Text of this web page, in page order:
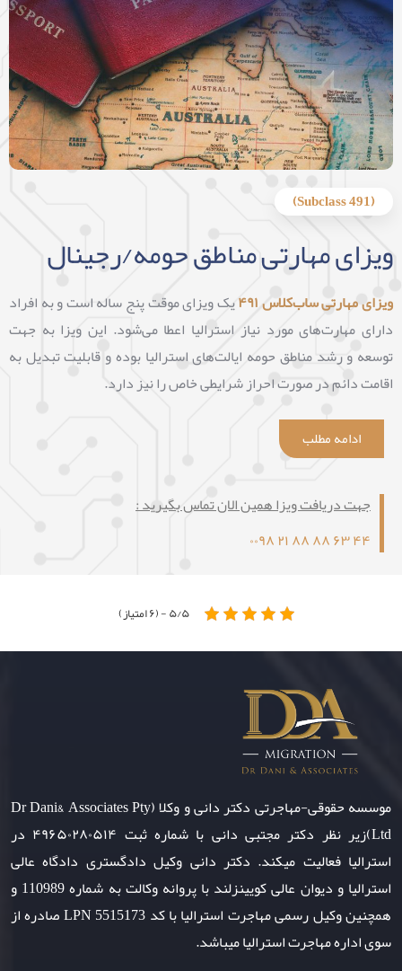
(Subclass 491)
ویزای مهارتی مناطق حومه/رجینال
ویزای مهارتی ساب‌کلاس ۴۹۱
یک ویزای موقت پنج ساله است و به افراد
دارای مهارت‌های مورد نیاز استرالیا اعطا می‌شود. این ویزا به جهت
توسعه و رشد مناطق حومه ایالت‌های استرالیا بوده و قابلیت تبدیل به
اقامت دائم در صورت احراز شرایطی خاص را نیز دارد.
ادامه مطلب
جهت دریافت ویزا همین الان تماس بگیرید :
۴۴ ۶۳ ۸۸ ۸۸ ۲۱ ۰۰۹۸
۵/۵ - (۶ امتیاز)
موسسه حقوقی-مهاجرتی دکتر دانی و وکلا (Dr Dani& Associates Pty
Ltd)زیر نظر دکتر مجتبی دانی با شماره ثبت ۴۹۶۵۰۲۸۰۵۱۴ در
استرالیا فعالیت میکند. دکتر دانی وکیل دادگستری دادگاه عالی
استرالیا و دیوان عالی کویینزلند با پروانه وکالت به شماره 110989 و
همچنین وکیل رسمی مهاجرت استرالیا با کد LPN 5515173 صادره از
سوی اداره مهاجرت استرالیا میباشد.